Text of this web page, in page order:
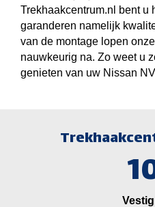
Trekhaakcentrum.nl bent u
garanderen namelijk
van de montage lopen
nauwkeurig na. Zo weet u
genieten van uw Nissan